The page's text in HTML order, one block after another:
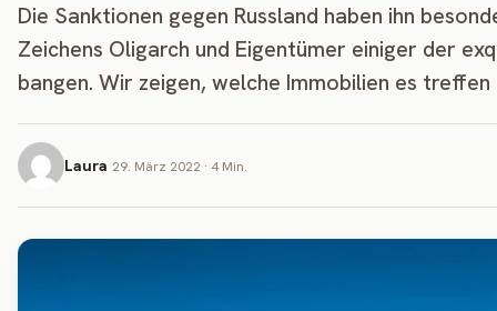
Die Sanktionen gegen Russland haben ihn
Zeichens Oligarch und Eigentümer einiger der
bangen. Wir zeigen, welche Immobilien es treffen
Laura 29. März 2022 · 4 Min.